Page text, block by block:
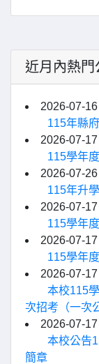
近月內熱門
2026-07-16
115年縣
2026-07-17
115學年
2026-07-26
115年升
2026-07-17
115學年
2026-07-17
115學年
2026-07-17
本校115
次招考（一次
2026-07-17
本校公告
簡章